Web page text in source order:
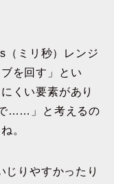
（ミリ秒）レンジ
を回す」とい
くい要素があり
……」と考えるの
。
じりやすかったり